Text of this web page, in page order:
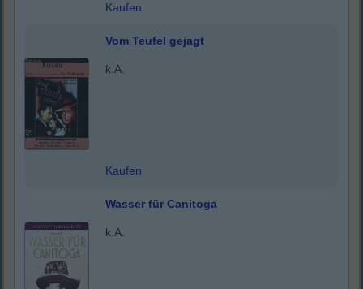
Kaufen
Vom Teufel gejagt
k.A.
Kaufen
Wasser für Canitoga
k.A.